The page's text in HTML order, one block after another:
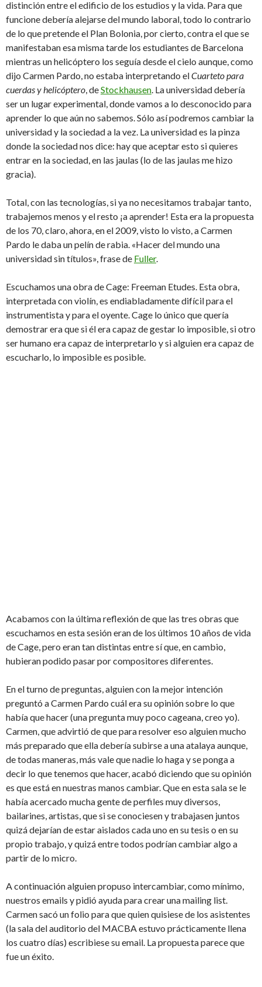
distinción entre el edificio de los estudios y la vida. Para que
funcione debería alejarse del mundo laboral, todo lo contrario
de lo que pretende el Plan Bolonia, por cierto, contra el que se
manifestaban esa misma tarde los estudiantes de Barcelona
mientras un helicóptero los seguía desde el cielo aunque, como
dijo Carmen Pardo, no estaba interpretando elCuarteto para
cuerdas y helicóptero, deStockhausen. La universidad debería
ser un lugar experimental, donde vamos a lo desconocido para
aprender lo que aún no sabemos. Sólo así podremos cambiar la
universidad y la sociedad a la vez. La universidad es la pinza
donde la sociedad nos dice: hay que aceptar esto si quieres
entrar en la sociedad, en las jaulas (lo de las jaulas me hizo
gracia).
Total, con las tecnologías, si ya no necesitamos trabajar tanto,
trabajemos menos y el resto ¡a aprender! Esta era la propuesta
de los 70, claro, ahora, en el 2009, visto lo visto, a Carmen
Pardo le daba un pelín de rabia. «Hacer del mundo una
universidad sin títulos», frase de Fuller.
Escuchamos una obra de Cage: Freeman Etudes. Esta obra,
interpretada con violín, es endiabladamente difícil para el
instrumentista y para el oyente. Cage lo único que quería
demostrar era que si él era capaz de gestar lo imposible, si otro
ser humano era capaz de interpretarlo y si alguien era capaz de
escucharlo, lo imposible es posible.
Acabamos con la última reflexión de que las tres obras que
escuchamos en esta sesión eran de los últimos 10 años de vida
de Cage, pero eran tan distintas entre sí que, en cambio,
hubieran podido pasar por compositores diferentes.
En el turno de preguntas, alguien con la mejor intención
preguntó a Carmen Pardo cuál era su opinión sobre lo que
había que hacer (una pregunta muy poco cageana, creo yo).
Carmen, que advirtió de que para resolver eso alguien mucho
más preparado que ella debería subirse a una atalaya aunque,
de todas maneras, más vale que nadie lo haga y se ponga a
decir lo que tenemos que hacer, acabó diciendo que su opinión
es que está en nuestras manos cambiar. Que en esta sala se le
había acercado mucha gente de perfiles muy diversos,
bailarines, artistas, que si se conociesen y trabajasen juntos
quizá dejarían de estar aislados cada uno en su tesis o en su
propio trabajo, y quizá entre todos podrían cambiar algo a
partir de lo micro.
A continuación alguien propuso intercambiar, como mínimo,
nuestros emails y pidió ayuda para crear una mailing list.
Carmen sacó un folio para que quien quisiese de los asistentes
(la sala del auditorio del MACBA estuvo prácticamente llena
los cuatro días) escribiese su email. La propuesta parece que
fue un éxito.